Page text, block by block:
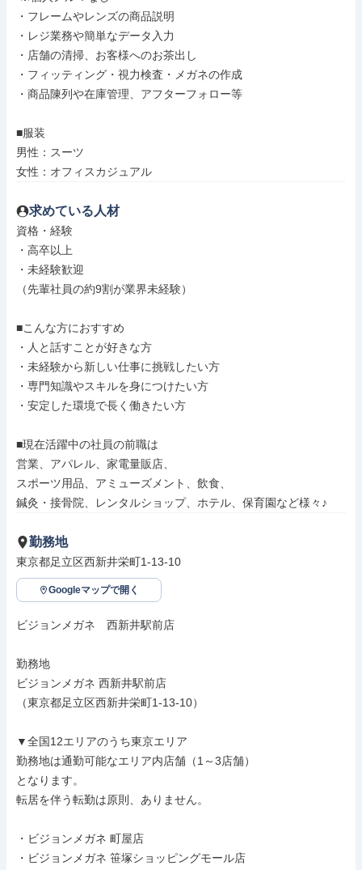
・フレームやレンズの商品説明
・レジ業務や簡単なデータ入力
・店舗の清掃、お客様へのお茶出し
・フィッティング・視力検査・メガネの作成
・商品陳列や在庫管理、アフターフォロー等
■服装
男性：スーツ
女性：オフィスカジュアル
求めている人材
資格・経験
・高卒以上
・未経験歓迎
（先輩社員の約9割が業界未経験）
■こんな方におすすめ
・人と話すことが好きな方
・未経験から新しい仕事に挑戦したい方
・専門知識やスキルを身につけたい方
・安定した環境で長く働きたい方
■現在活躍中の社員の前職は
営業、アパレル、家電量販店、
スポーツ用品、アミューズメント、飲食、
鍼灸・接骨院、レンタルショップ、ホテル、保育園など様々♪
勤務地
東京都足立区西新井栄町1-13-10
Googleマップで開く
ビジョンメガネ　西新井駅前店
勤務地
ビジョンメガネ 西新井駅前店
（東京都足立区西新井栄町1-13-10）
▼全国12エリアのうち東京エリア
勤務地は通勤可能なエリア内店舗（1～3店舗）
となります。
転居を伴う転勤は原則、ありません。
・ビジョンメガネ 町屋店
・ビジョンメガネ 笹塚ショッピングモール店